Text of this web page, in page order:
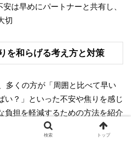
は早めにパートナーと共有し、
切
を和らげる考え方と対策
多くの方が「周囲と比べて早い
い？」といった不安や焦りを感じ
負担を軽減するための方法を紹介
検索 トップ